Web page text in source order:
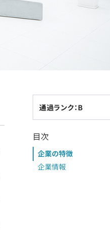
通過ランク：B
目次
企業の特徴
企業情報